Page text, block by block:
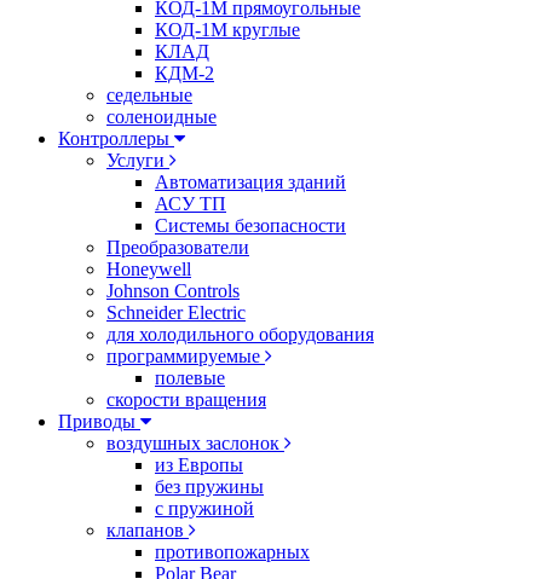
КОД-1М прямоугольные
КОД-1М круглые
КЛАД
КДМ-2
седельные
соленоидные
Контроллеры
Услуги
Автоматизация зданий
АСУ ТП
Системы безопасности
Преобразователи
Honeywell
Johnson Controls
Schneider Electric
для холодильного оборудования
программируемые
полевые
скорости вращения
Приводы
воздушных заслонок
из Европы
без пружины
с пружиной
клапанов
противопожарных
Polar Bear